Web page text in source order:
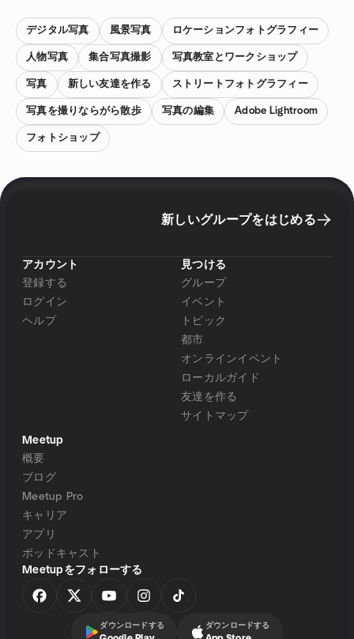
デジタル写真 風景写真 ロケーションフォトグラフィー
人物写真 集合写真撮影 写真教室とワークショップ
写真 新しい友達を作る ストリートフォトグラフィー
写真を撮りならがら散歩 写真の編集 Adobe Lightroom
フォトショップ
新しいグループをはじめる
アカウント
登録する
ログイン
ヘルプ
見つける
グループ
イベント
トピック
都市
オンラインイベント
ローカルガイド
友達を作る
サイトマップ
Meetup
概要
ブログ
Meetup Pro
キャリア
アプリ
ポッドキャスト
Meetupをフォローする
ダウンロードする ダウンロードする